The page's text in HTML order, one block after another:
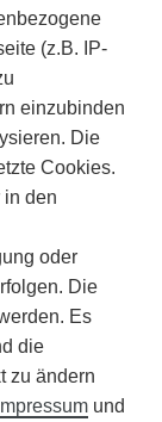
(z.B. IP-
einzubinden
Die
Cookies.
in den
oder
Die
Es
die
zu ändern
Impressum und